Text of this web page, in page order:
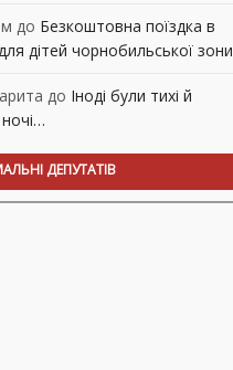
до Безкоштовна поїздка в
дітей чорнобильської зони
до Іноді були тихі й
ночі…
ДЕПУТАТІВ